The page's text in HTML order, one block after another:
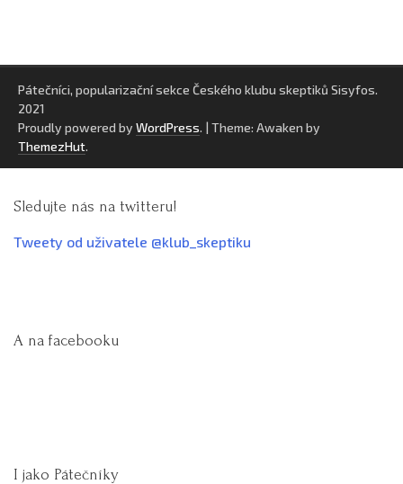
Pátečníci, popularizační sekce Českého klubu skeptiků Sisyfos.
2021
Proudly powered by WordPress. | Theme: Awaken by
ThemezHut.
Sledujte nás na twitteru!
Tweety od uživatele @klub_skeptiku
A na facebooku
I jako Pátečníky